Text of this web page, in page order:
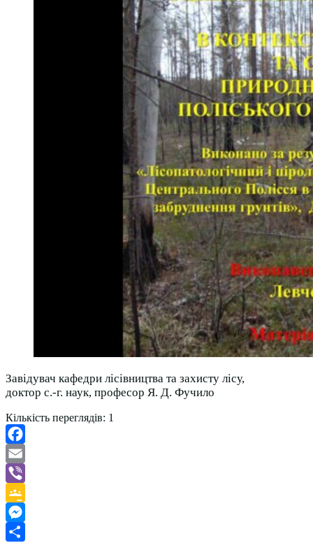
Завідувач кафедри лісівництва та захисту лісу,
доктор с.-г. наук, професор Я. Д. Фучило
Кількість переглядів: 1
Facebook
Email
Viber
Google
Classroom
Messenger